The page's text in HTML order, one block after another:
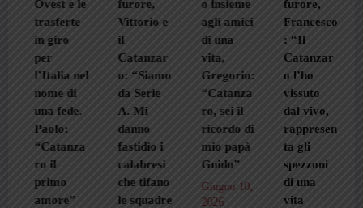
Ovest e le
trasferte
in giro
per
l’Italia nel
nome di
una fede.
Paolo:
“Catanza
ro il
primo
amore”
furore,
Vittorio e
il
Catanzar
o: “Siamo
da Serie
A. Mi
danno
fastidio i
calabresi
che tifano
le squadre
o insieme
agli amici
di una
vita,
Gregorio:
“Catanza
ro, sei il
ricordo di
mio papà
Guido”
Giugno 10,
2026
furore,
Francesco
: “Il
Catanzar
o l’ho
vissuto
dal vivo,
rappresen
ta gli
spezzoni
di una
vita